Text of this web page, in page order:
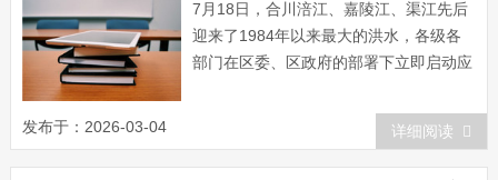
7月18日，合川涪江、嘉陵江、渠江先后
迎来了1984年以来最大的洪水，各级各
部门在区委、区政府的部署下立即启动应
全体干部职工齐心协力战胜困难，取得了
抗洪救灾阶段性的胜利，涌现出了一大批
先进的人物与事迹。 18日当晚，人民
发布于：2026-03-04 详细阅读